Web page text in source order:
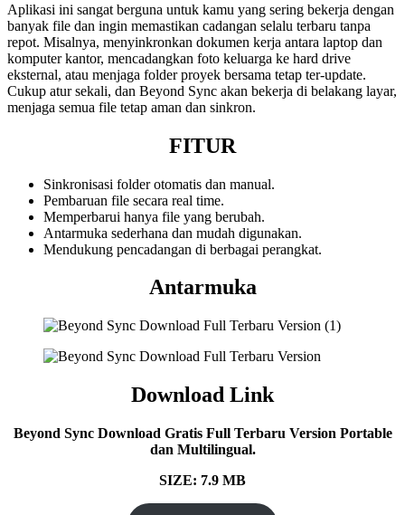
Aplikasi ini sangat berguna untuk kamu yang sering bekerja dengan
banyak file dan ingin memastikan cadangan selalu terbaru tanpa
repot. Misalnya, menyinkronkan dokumen kerja antara laptop dan
komputer kantor, mencadangkan foto keluarga ke hard drive
eksternal, atau menjaga folder proyek bersama tetap ter-update.
Cukup atur sekali, dan Beyond Sync akan bekerja di belakang layar,
menjaga semua file tetap aman dan sinkron.
FITUR
Sinkronisasi folder otomatis dan manual.
Pembaruan file secara real time.
Memperbarui hanya file yang berubah.
Antarmuka sederhana dan mudah digunakan.
Mendukung pencadangan di berbagai perangkat.
Antarmuka
Download Link
Beyond Sync Download Gratis Full Terbaru Version Portable
dan Multilingual.
SIZE: 7.9 MB